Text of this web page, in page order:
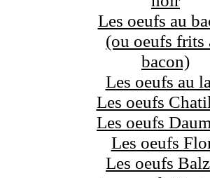
Les oeufs au
(ou oeufs frits
bacon)
Les oeufs au
Les oeufs
Les oeufs
Les oeufs
Les oeufs